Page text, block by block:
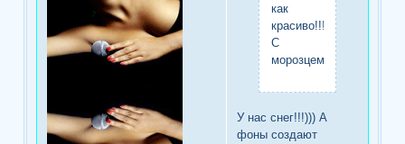
как
красиво!!!
С
морозцем!!!
У нас снег!!!))) А
фоны создают